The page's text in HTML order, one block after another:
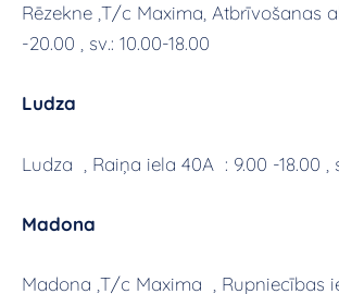
Rēzekne ,T/c Maxima, Atbrīvošanas
-20.00 , sv.: 10.00-18.00
Ludza
Ludza , Raiņa iela 40A : 9.00 -18.00 ,
Madona
Madona ,T/c Maxima , Rupniecības